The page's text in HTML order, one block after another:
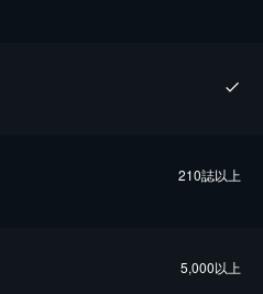
210誌以上
5,000以上